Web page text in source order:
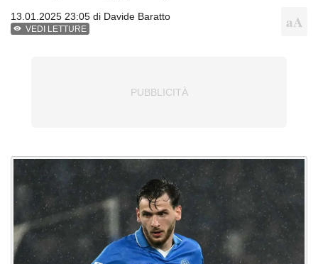
13.01.2025 23:05 di Davide Baratto
VEDI LETTURE